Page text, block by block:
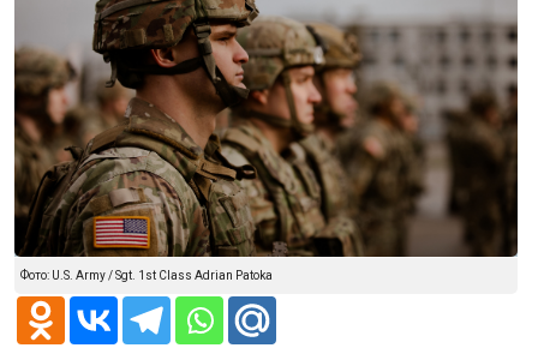
Фото: U.S. Army / Sgt. 1st Class Adrian Patoka